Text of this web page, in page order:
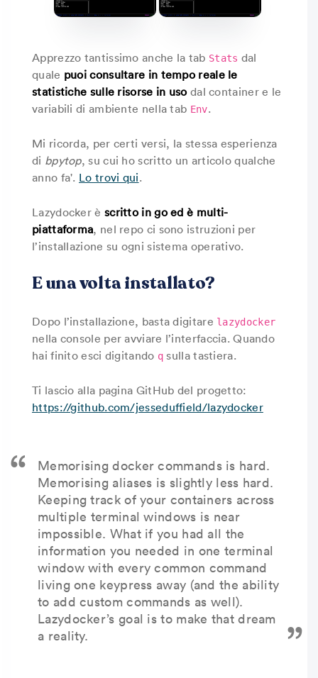
Apprezzo tantissimo anche la tab Stats dal
quale puoi consultare in tempo reale le
statistiche sulle risorse in usodal container e le
variabili di ambiente nella tab Env.
Mi ricorda, per certi versi, la stessa esperienza
di bpytop, su cui ho scritto un articolo qualche
anno fa'. Lo trovi qui.
Lazydocker è scritto in go ed è multi-
piattaforma, nel repo ci sono istruzioni per
l’installazione su ogni sistema operativo.
E una volta installato?
Dopo l’installazione, basta digitare lazydocker
nella console per avviare l’interfaccia. Quando
hai finito esci digitando q sulla tastiera.
Ti lascio alla pagina GitHub del progetto:
https://github.com/jesseduffield/lazydocker
Memorising docker commands is hard.
Memorising aliases is slightly less hard.
Keeping track of your containers across
multiple terminal windows is near
impossible. What if you had all the
information you needed in one terminal
window with every common command
living one keypress away (and the ability
to add custom commands as well).
Lazydocker’s goal is to make that dream
a reality.